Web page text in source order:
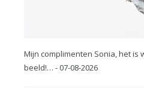
Mijn complimenten Sonia, het is
beeld!… - 07-08-2026